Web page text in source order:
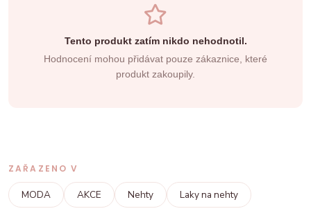
Tento produkt zatím nikdo nehodnotil.
Hodnocení mohou přidávat pouze zákaznice, které
produkt zakoupily.
ZAŘAZENO V
MODA AKCE Nehty Laky na nehty